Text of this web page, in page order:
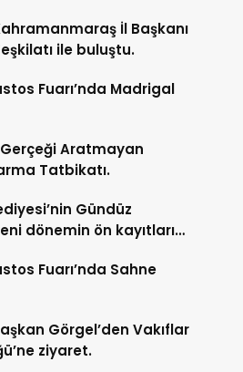
İl Başkanı
ile buluştu.
Fuarı’nda Madrigal
Aratmayan
Tatbikatı.
Gündüz
dönemin ön kayıtları
Fuarı’nda Sahne
Görgel’den Vakıflar
ziyaret.